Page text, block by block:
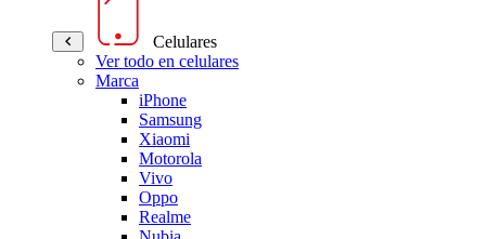
Celulares
Ver todo en celulares
Marca
iPhone
Samsung
Xiaomi
Motorola
Vivo
Oppo
Realme